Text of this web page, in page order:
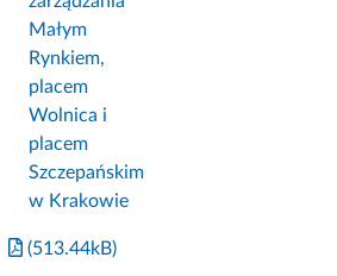
Małym
Rynkiem,
placem
Wolnica i
placem
Szczepańskim
w Krakowie
(513.44kB)